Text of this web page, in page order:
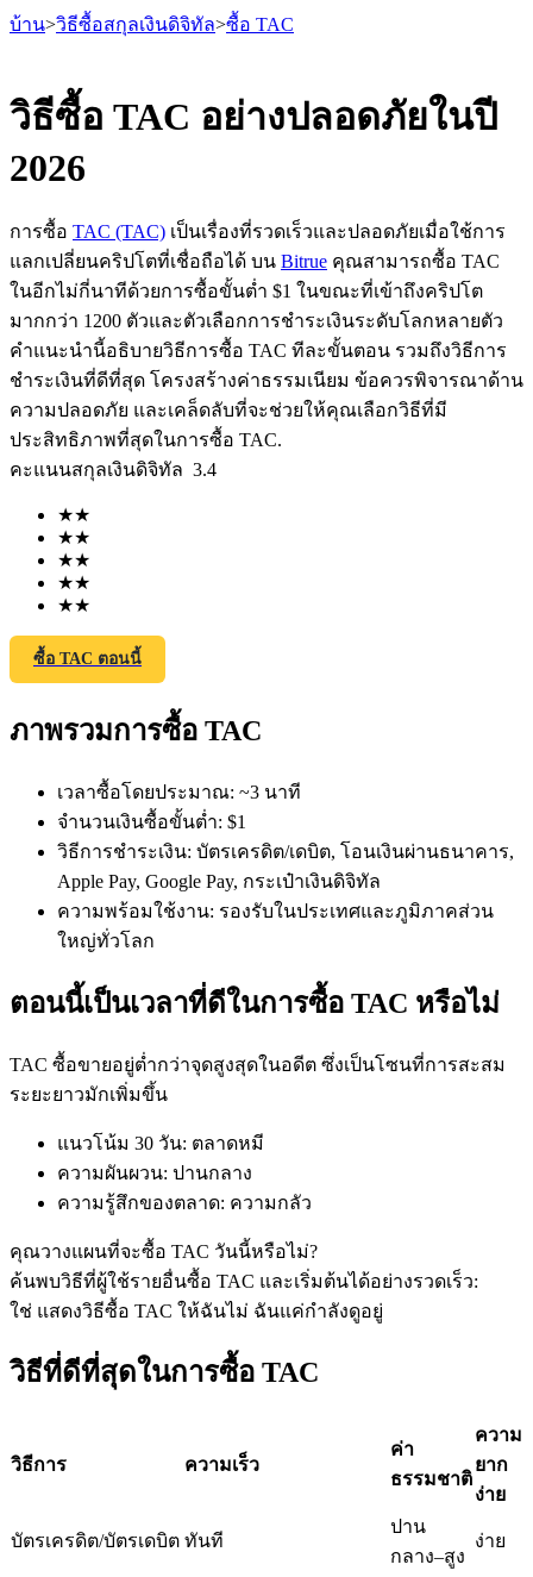
ฟิวเจอร์ส
ฟิวเจอร์ส USDT
ฟิวเจอร์สที่ใช้ USDT เป็นหลักประกัน
ฟิวเจอร์ส COIN-M
ฟิวเจอร์สสกุลเงินดิจิทัล
อนุพันธ์ของหุ้น ฟอเร็กซ์ โลหะมีค่า และสินค้าโภคภัณฑ์
ฟิวเจอร์ส USDC
ฟิวเจอร์สที่ใช้ USDC เป็นหลักประกัน
คัดลอกการซื้อขาย
บ้าน>วิธีซื้อสกุลเงินดิจิทัล>ซื้อ TAC
วิธีซื้อ TAC อย่างปลอดภัยในปี
2026
การซื้อ TAC (TAC) เป็นเรื่องที่รวดเร็วและปลอดภัยเมื่อใช้การ
แลกเปลี่ยนคริปโตที่เชื่อถือได้ บน Bitrue คุณสามารถซื้อ TAC
ในอีกไม่กี่นาทีด้วยการซื้อขั้นต่ำ $1 ในขณะที่เข้าถึงคริปโต
มากกว่า 1200 ตัวและตัวเลือกการชำระเงินระดับโลกหลายตัว
คำแนะนำนี้อธิบายวิธีการซื้อ TAC ทีละขั้นตอน รวมถึงวิธีการ
ชำระเงินที่ดีที่สุด โครงสร้างค่าธรรมเนียม ข้อควรพิจารณาด้าน
ความปลอดภัย และเคล็ดลับที่จะช่วยให้คุณเลือกวิธีที่มี
ประสิทธิภาพที่สุดในการซื้อ TAC.
คะแนนสกุลเงินดิจิทัล 3.4
★★
★★
★★
★★
★★
ซื้อ TAC ตอนนี้
ภาพรวมการซื้อ TAC
เวลาซื้อโดยประมาณ: ~3 นาที
จำนวนเงินซื้อขั้นต่ำ: $1
วิธีการชำระเงิน: บัตรเครดิต/เดบิต, โอนเงินผ่านธนาคาร,
Apple Pay, Google Pay, กระเป๋าเงินดิจิทัล
ความพร้อมใช้งาน: รองรับในประเทศและภูมิภาคส่วน
ใหญ่ทั่วโลก
ตอนนี้เป็นเวลาที่ดีในการซื้อ TAC หรือไม่
TAC ซื้อขายอยู่ต่ำกว่าจุดสูงสุดในอดีต ซึ่งเป็นโซนที่การสะสม
ระยะยาวมักเพิ่มขึ้น
แนวโน้ม 30 วัน: ตลาดหมี
ความผันผวน: ปานกลาง
ความรู้สึกของตลาด: ความกลัว
คุณวางแผนที่จะซื้อ TAC วันนี้หรือไม่?
ค้นพบวิธีที่ผู้ใช้รายอื่นซื้อ TAC และเริ่มต้นได้อย่างรวดเร็ว:
ใช่ แสดงวิธีซื้อ TAC ให้ฉันไม่ ฉันแค่กำลังดูอยู่
วิธีที่ดีที่สุดในการซื้อ TAC
วิธีการ ความเร็ว
ค่า
ธรรมชาติ
ความ
ยาก
ง่าย
บัตรเครดิต/บัตรเดบิต ทันที
ปาน
กลาง–สูง
ง่าย